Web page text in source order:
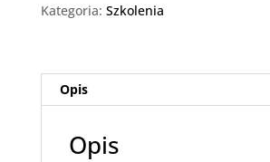
Kategoria: Szkolenia
Opis
Opis